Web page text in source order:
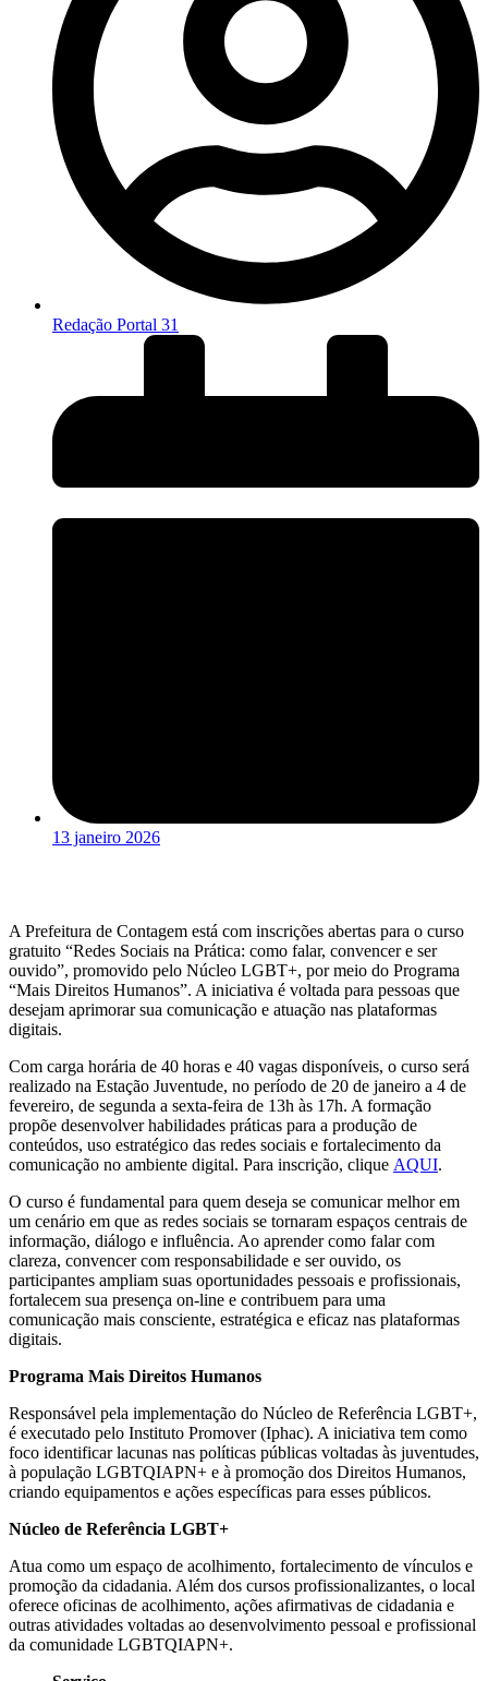
Redação Portal 31
13 janeiro 2026
A Prefeitura de Contagem está com inscrições abertas para o curso
gratuito “Redes Sociais na Prática: como falar, convencer e ser
ouvido”, promovido pelo Núcleo LGBT+, por meio do Programa
“Mais Direitos Humanos”. A iniciativa é voltada para pessoas que
desejam aprimorar sua comunicação e atuação nas plataformas
digitais.
Com carga horária de 40 horas e 40 vagas disponíveis, o curso será
realizado na Estação Juventude, no período de 20 de janeiro a 4 de
fevereiro, de segunda a sexta-feira de 13h às 17h. A formação
propõe desenvolver habilidades práticas para a produção de
conteúdos, uso estratégico das redes sociais e fortalecimento da
comunicação no ambiente digital. Para inscrição, clique AQUI.
O curso é fundamental para quem deseja se comunicar melhor em
um cenário em que as redes sociais se tornaram espaços centrais de
informação, diálogo e influência. Ao aprender como falar com
clareza, convencer com responsabilidade e ser ouvido, os
participantes ampliam suas oportunidades pessoais e profissionais,
fortalecem sua presença on-line e contribuem para uma
comunicação mais consciente, estratégica e eficaz nas plataformas
digitais.
Programa Mais Direitos Humanos
Responsável pela implementação do Núcleo de Referência LGBT+,
é executado pelo Instituto Promover (Iphac). A iniciativa tem como
foco identificar lacunas nas políticas públicas voltadas às juventudes,
à população LGBTQIAPN+ e à promoção dos Direitos Humanos,
criando equipamentos e ações específicas para esses públicos.
Núcleo de Referência LGBT+
Atua como um espaço de acolhimento, fortalecimento de vínculos e
promoção da cidadania. Além dos cursos profissionalizantes, o local
oferece oficinas de acolhimento, ações afirmativas de cidadania e
outras atividades voltadas ao desenvolvimento pessoal e profissional
da comunidade LGBTQIAPN+.